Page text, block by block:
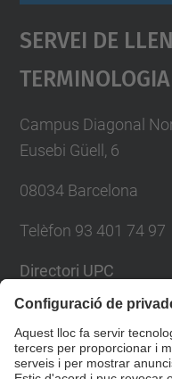
Servei De
Terminologia
Campus Diagonal
Eusebi Güell, 6
08034 Barcelona
Telèfon 93 401 74 97
Directori UPC
Formulari de
Llista